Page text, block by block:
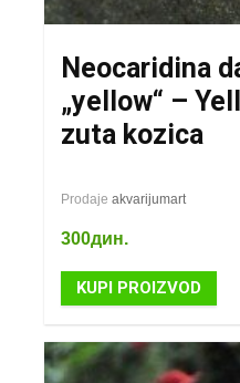
Neocaridina
„yellow“ –
zuta kozica
Prodaje akvarijumart
300дин.
KUPI PROIZVOD